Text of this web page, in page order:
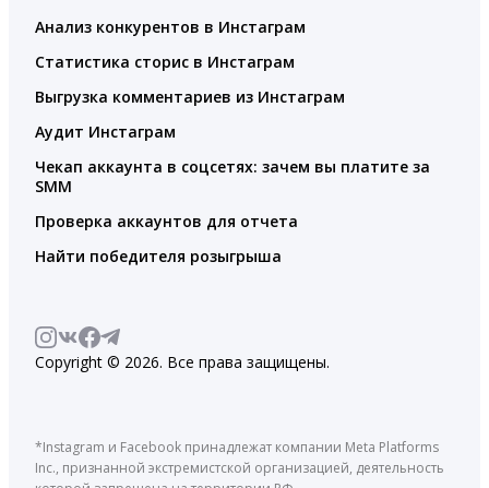
Анализ конкурентов в Инстаграм
Статистика сторис в Инстаграм
Выгрузка комментариев из Инстаграм
Аудит Инстаграм
Чекап аккаунта в соцсетях: зачем вы платите за
SMM
Проверка аккаунтов для отчета
Найти победителя розыгрыша
Copyright © 2026. Все права защищены.
*Instagram и Facebook принадлежат компании Meta Platforms
Inc., признанной экстремистской организацией, деятельность